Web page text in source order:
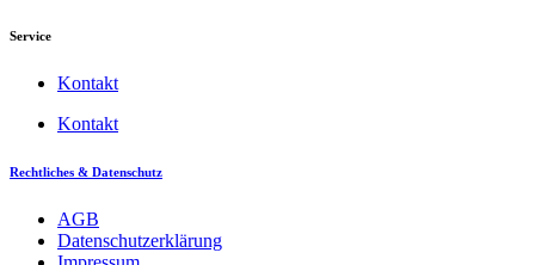
Service
Kontakt
Kontakt
Rechtliches & Datenschutz
AGB
Datenschutzerklärung